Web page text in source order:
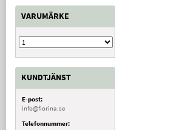
VARUMÄRKE
KUNDTJÄNST
E-post:
info@fiorina.se
Telefonnummer: